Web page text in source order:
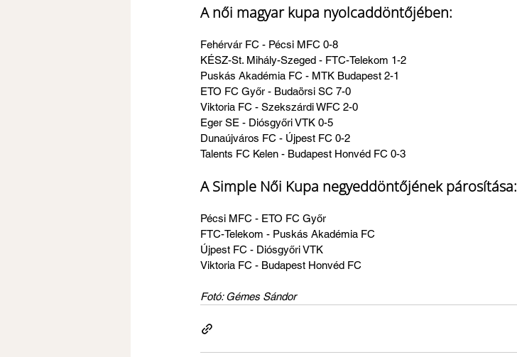
A női magyar kupa nyolcaddöntőjében:
Fehérvár FC - Pécsi MFC 0-8
KÉSZ-St. Mihály-Szeged - FTC-Telekom 1-2
Puskás Akadémia FC - MTK Budapest 2-1
ETO FC Győr - Budaörsi SC 7-0
Viktoria FC - Szekszárdi WFC 2-0
Eger SE - Diósgyőri VTK 0-5
Dunaújváros FC - Újpest FC 0-2
Talents FC Kelen - Budapest Honvéd FC 0-3
A Simple Női Kupa negyeddöntőjének párosítása:
Pécsi MFC - ETO FC Győr
FTC-Telekom - Puskás Akadémia FC
Újpest FC - Diósgyőri VTK
Viktoria FC - Budapest Honvéd FC
Fotó: Gémes Sándor